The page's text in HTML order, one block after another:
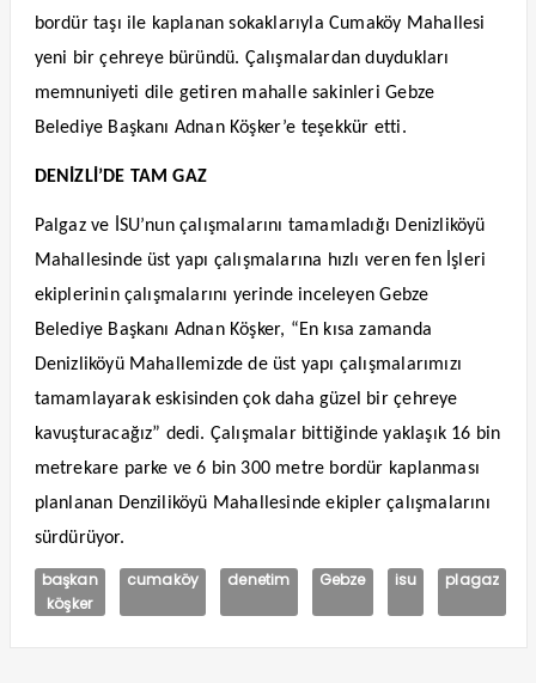
bordür taşı ile kaplanan sokaklarıyla Cumaköy Mahallesi
yeni bir çehreye büründü. Çalışmalardan duydukları
memnuniyeti dile getiren mahalle sakinleri Gebze
Belediye Başkanı Adnan Köşker’e teşekkür etti.
DENİZLİ’DE TAM GAZ
Palgaz ve İSU’nun çalışmalarını tamamladığı Denizliköyü
Mahallesinde üst yapı çalışmalarına hızlı veren fen İşleri
ekiplerinin çalışmalarını yerinde inceleyen Gebze
Belediye Başkanı Adnan Köşker, “En kısa zamanda
Denizliköyü Mahallemizde de üst yapı çalışmalarımızı
tamamlayarak eskisinden çok daha güzel bir çehreye
kavuşturacağız” dedi. Çalışmalar bittiğinde yaklaşık 16 bin
metrekare parke ve 6 bin 300 metre bordür kaplanması
planlanan Denziliköyü Mahallesinde ekipler çalışmalarını
sürdürüyor.
başkan
köşker
cumaköy denetim Gebze isu plagaz